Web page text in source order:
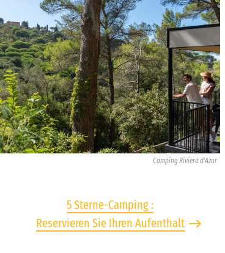
Camping Riviera d'Azur
5 Sterne-Camping :
Reservieren Sie Ihren Aufenthalt